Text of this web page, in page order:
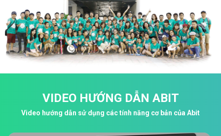
VIDEO HƯỚNG DẪN ABIT
Video hướng dẫn sử dụng các tính năng cơ bản của Abit